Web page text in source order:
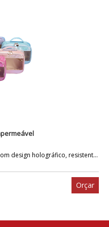
design holográfico, resistent...
Orçar